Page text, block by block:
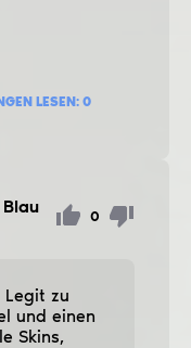
LESEN: 0
Blau 0
Legit zu
und einen
Skins,